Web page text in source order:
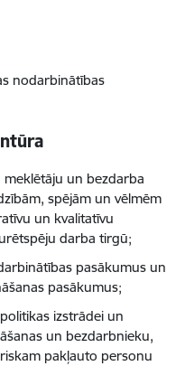
nodarbinātības
un bezdarba
spējām un vēlmēm
un kvalitatīvu
darba tirgū;
pasākumus un
pasākumus;
izstrādei un
un bezdarbnieku,
pakļauto personu